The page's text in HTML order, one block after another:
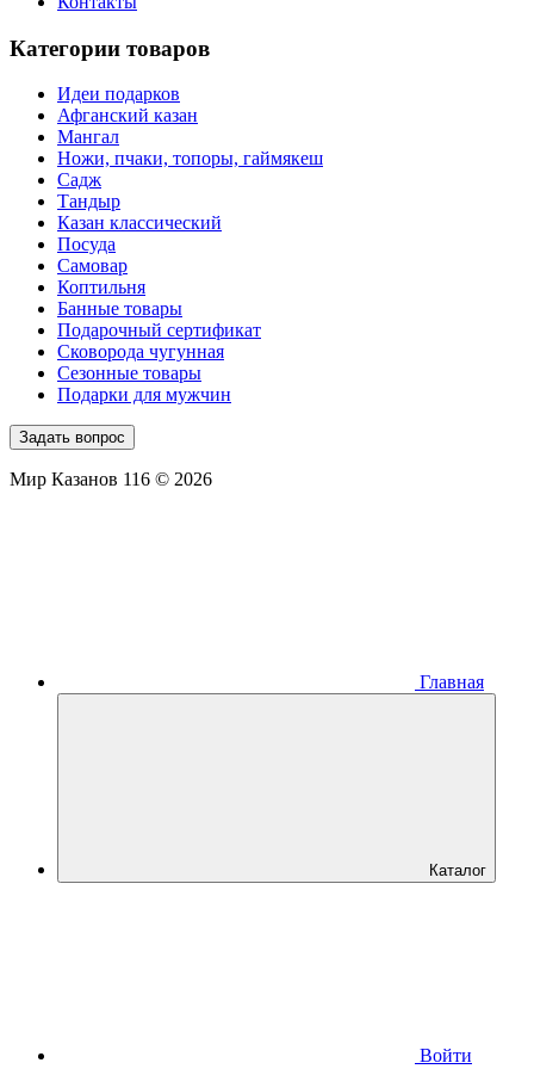
Категории товаров
Идеи подарков
Афганский казан
Мангал
Ножи, пчаки, топоры, гаймякеш
Садж
Тандыр
Казан классический
Посуда
Самовар
Коптильня
Банные товары
Подарочный сертификат
Сковорода чугунная
Сезонные товары
Подарки для мужчин
Задать вопрос
Мир Казанов 116 © 2026
Главная
Каталог
Войти